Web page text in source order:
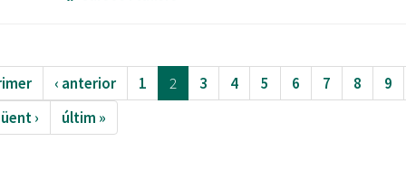
‹ anterior 1 2 3 4 5 6 7 8 9
›
últim »